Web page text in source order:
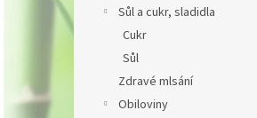
Sůl a cukr, sladidla
Cukr
Sůl
Zdravé mlsání
Obiloviny